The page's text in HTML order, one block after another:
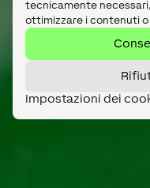
tecnicamente
ottimizzare i contenuti
Impostazioni dei